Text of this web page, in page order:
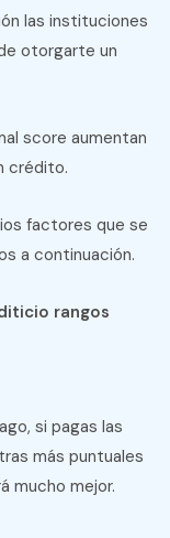
las instituciones
otorgarte un
score aumentan
crédito.
factores que se
a continuación.
rangos
si pagas las
más puntuales
mucho mejor.